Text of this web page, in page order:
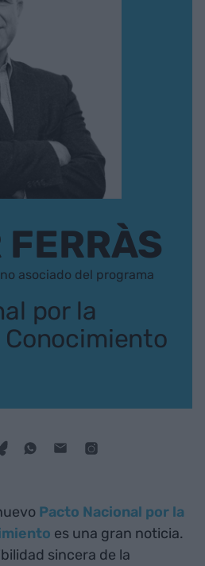
asociado del programa
por la
Pacto Nacional por la
es una gran noticia.
sincera de la